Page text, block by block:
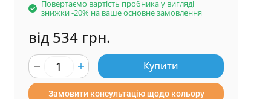
Повертаємо вартість пробника у вигляді
знижки -20% на ваше основне замовлення
від 534 грн.
Купити
Замовити консультацію щодо кольору